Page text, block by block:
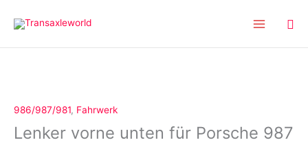
Inhalt
986/987/981, Fahrwerk
Lenker vorne unten für Porsche 987
für
Porsche